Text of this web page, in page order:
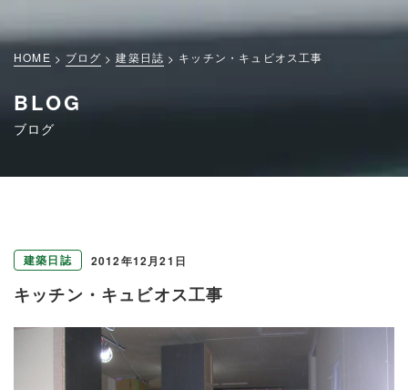
HOME ブログ 建築日誌 キッチン・キュビオス工事
BLOG
ブログ
建築日誌 2012年12月21日
キッチン・キュビオス工事